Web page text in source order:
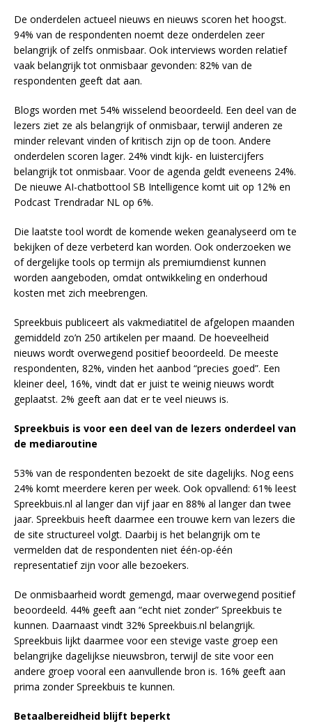
De onderdelen actueel nieuws en nieuws scoren het hoogst.
94% van de respondenten noemt deze onderdelen zeer
belangrijk of zelfs onmisbaar. Ook interviews worden relatief
vaak belangrijk tot onmisbaar gevonden: 82% van de
respondenten geeft dat aan.
Blogs worden met 54% wisselend beoordeeld. Een deel van de
lezers ziet ze als belangrijk of onmisbaar, terwijl anderen ze
minder relevant vinden of kritisch zijn op de toon. Andere
onderdelen scoren lager. 24% vindt kijk- en luistercijfers
belangrijk tot onmisbaar. Voor de agenda geldt eveneens 24%.
De nieuwe AI-chatbottool SB Intelligence komt uit op 12% en
Podcast Trendradar NL op 6%.
Die laatste tool wordt de komende weken geanalyseerd om te
bekijken of deze verbeterd kan worden. Ook onderzoeken we
of dergelijke tools op termijn als premiumdienst kunnen
worden aangeboden, omdat ontwikkeling en onderhoud
kosten met zich meebrengen.
Spreekbuis publiceert als vakmediatitel de afgelopen maanden
gemiddeld zo’n 250 artikelen per maand. De hoeveelheid
nieuws wordt overwegend positief beoordeeld. De meeste
respondenten, 82%, vinden het aanbod “precies goed”. Een
kleiner deel, 16%, vindt dat er juist te weinig nieuws wordt
geplaatst. 2% geeft aan dat er te veel nieuws is.
Spreekbuis is voor een deel van de lezers onderdeel van
de mediaroutine
53% van de respondenten bezoekt de site dagelijks. Nog eens
24% komt meerdere keren per week. Ook opvallend: 61% leest
Spreekbuis.nl al langer dan vijf jaar en 88% al langer dan twee
jaar. Spreekbuis heeft daarmee een trouwe kern van lezers die
de site structureel volgt. Daarbij is het belangrijk om te
vermelden dat de respondenten niet één-op-één
representatief zijn voor alle bezoekers.
De onmisbaarheid wordt gemengd, maar overwegend positief
beoordeeld. 44% geeft aan “echt niet zonder” Spreekbuis te
kunnen. Daarnaast vindt 32% Spreekbuis.nl belangrijk.
Spreekbuis lijkt daarmee voor een stevige vaste groep een
belangrijke dagelijkse nieuwsbron, terwijl de site voor een
andere groep vooral een aanvullende bron is. 16% geeft aan
prima zonder Spreekbuis te kunnen.
Betaalbereidheid blijft beperkt